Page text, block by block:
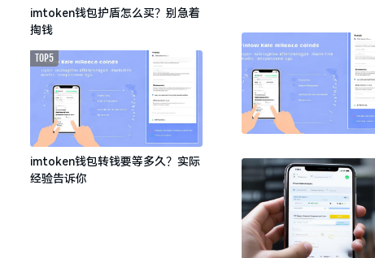
imtoken钱包护盾怎么买？别急着
掏钱
imtoken钱包转钱要等多久？实际
经验告诉你
TOP5